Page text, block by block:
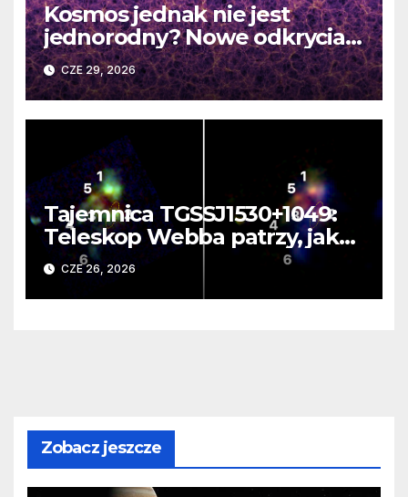
Kosmos jednak nie jest
jednorodny? Nowe odkrycia
DESI burzą fundamentalne
zasady kosmologii
CZE 29, 2026
Tajemnica TGSSJ1530+1049:
Teleskop Webba patrzy, jak
rodzi się supergalaktyka i
monstrualna czarna dziura
CZE 26, 2026
Zobacz jeszcze